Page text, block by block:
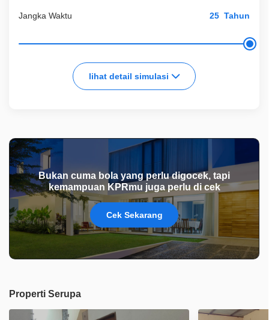
Jangka Waktu Tahun
lihat detail simulasi
Bukan cuma bola yang perlu digocek, tapi
kemampuan KPRmu juga perlu di cek
Cek Sekarang
Properti Serupa